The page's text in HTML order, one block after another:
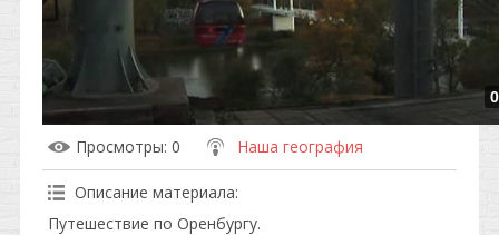
Просмотры: 0 Наша география
Описание материала:
Путешествие по Оренбургу.